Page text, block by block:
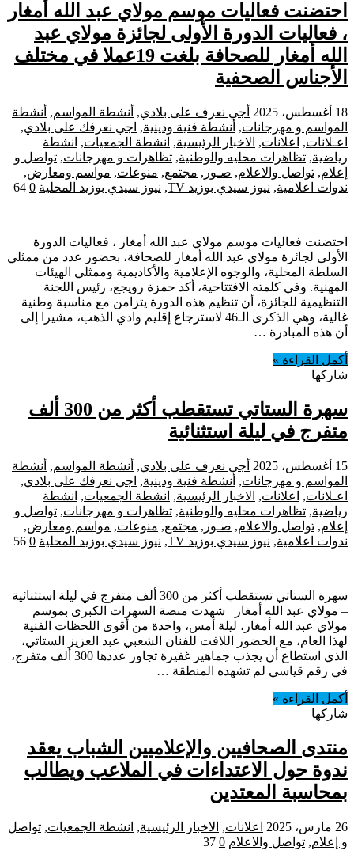
احتضنت فعاليات موسم مولاي عبد الله أمغار
، فعاليات الدورة الأولى لجائزة مولاي عبد
الله أمغار للصحافة بلغت 19عملا في مختلف
الأجناس الصحفية
18 أغسطس، 2025 أجي نعرف على بلادي, أنشطة المواسم, أنشطة
المواسم و مهرجانات, أنشطة فنية ودينية, اجي نعرفك على بلادي,
اعـلانات, اعلانات, الاخبار الرئيسية, انشطة الجمعيات, انشطة
رياضية, تظاهرات محليه والوطنية, تظاهرات و مهرجانات, تواصل و
إعلام, تواصل والاعلام, صـور , مجتمع, منوعات, مواسم ومعارض,
ندوات اعلامية, نيوز سيدي بوزيد TV , نيوز سيدي بوزيد المحلية 0
64
احتضنت فعاليات موسم مولاي عبد الله أمغار ، فعاليات الدورة
الأولى لجائزة مولاي عبد الله أمغار للصحافة، بحضور عدد من ممثلي
السلطة المحلية، والوجوه الإعلامية والأكاديمية وممثلي الهيئات
المهنية. وفي كلمته الافتتاحية، أكد حمزة رويجع، رئيس اللجنة
التنظيمية للجائزة، أن تنظيم هذه الدورة يتزامن مع مناسبة وطنية
غالية، وهي الذكرى الـ46 لاسترجاع إقليم وادي الذهب، مشيرا إلى
أن هذه المبادرة …
أكمل القراءة »
شاركها
سهرة الستاتي تستقطب أكثر من 300 ألف
متفرج في ليلة استثنائية
15 أغسطس، 2025 أجي نعرف على بلادي, أنشطة المواسم, أنشطة
المواسم و مهرجانات, أنشطة فنية ودينية, اجي نعرفك على بلادي,
اعـلانات, اعلانات, الاخبار الرئيسية, انشطة الجمعيات, انشطة
رياضية, تظاهرات محليه والوطنية, تظاهرات و مهرجانات, تواصل و
إعلام, تواصل والاعلام, صـور , مجتمع, منوعات, مواسم ومعارض,
ندوات اعلامية, نيوز سيدي بوزيد TV , نيوز سيدي بوزيد المحلية 0
56
سهرة الستاتي تستقطب أكثر من 300 ألف متفرج في ليلة استثنائية
– مولاي عبد الله أمغار شهدت منصة السهرات الكبرى بموسم
مولاي عبد الله أمغار، ليلة أمس، واحدة من أقوى اللحظات الفنية
لهذا العام، مع الحضور اللافت للفنان الشعبي عبد العزيز الستاتي،
الذي استطاع أن يجذب جماهير غفيرة تجاوز عددها 300 ألف متفرج،
في رقم قياسي لم تشهده المنطقة …
أكمل القراءة »
شاركها
منتدى الصحافيين والإعلاميين الشباب يعقد
ندوة حول الاعتداءات في الملاعب ويطالب
بمحاسبة المعتدين
26 مارس، 2025 اعلانات, الاخبار الرئيسية, انشطة الجمعيات, تواصل
و إعلام, تواصل والاعلام 0
37